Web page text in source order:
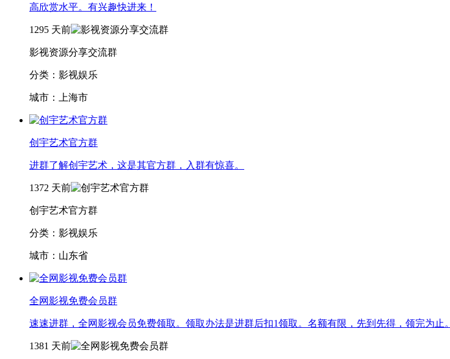
高欣赏水平。有兴趣快进来！
1295 天前
影视资源分享交流群
分类：影视娱乐
城市：上海市
创宇艺术官方群
进群了解创宇艺术，这是其官方群，入群有惊喜。
1372 天前
创宇艺术官方群
分类：影视娱乐
城市：山东省
全网影视免费会员群
速速进群，全网影视会员免费领取。领取办法是进群后扣1领取。名额有限，先到先得，领完为止。
1381 天前